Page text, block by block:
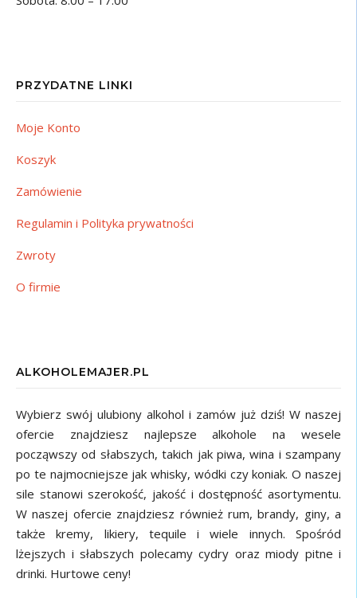
PRZYDATNE LINKI
Moje Konto
Koszyk
Zamówienie
Regulamin i Polityka prywatności
Zwroty
O firmie
ALKOHOLEMAJER.PL
Wybierz swój ulubiony alkohol i zamów już dziś! W naszej
ofercie znajdziesz najlepsze alkohole na wesele
począwszy od słabszych, takich jak piwa, wina i szampany
po te najmocniejsze jak whisky, wódki czy koniak. O naszej
sile stanowi szerokość, jakość i dostępność asortymentu.
W naszej ofercie znajdziesz również rum, brandy, giny, a
także kremy, likiery, tequile i wiele innych. Spośród
lżejszych i słabszych polecamy cydry oraz miody pitne i
drinki. Hurtowe ceny!